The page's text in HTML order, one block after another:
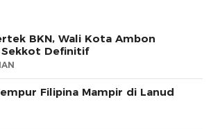
BKN, Wali Kota Ambon
Sekkot Definitif
Filipina Mampir di Lanud